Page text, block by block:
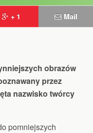
+ 1 Mail
obrazów
przez
nazwisko twórcy
pomniejszych